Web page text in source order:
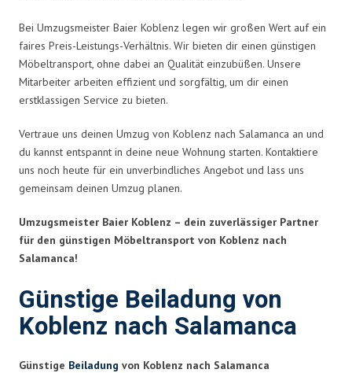
Bei Umzugsmeister Baier Koblenz legen wir großen Wert auf ein
faires Preis-Leistungs-Verhältnis. Wir bieten dir einen günstigen
Möbeltransport, ohne dabei an Qualität einzubüßen. Unsere
Mitarbeiter arbeiten effizient und sorgfältig, um dir einen
erstklassigen Service zu bieten.
Vertraue uns deinen Umzug von Koblenz nach Salamanca an und
du kannst entspannt in deine neue Wohnung starten. Kontaktiere
uns noch heute für ein unverbindliches Angebot und lass uns
gemeinsam deinen Umzug planen.
Umzugsmeister Baier Koblenz – dein zuverlässiger Partner
für den günstigen Möbeltransport von Koblenz nach
Salamanca!
Günstige Beiladung von
Koblenz nach Salamanca
Günstige Beiladung von Koblenz nach Salamanca